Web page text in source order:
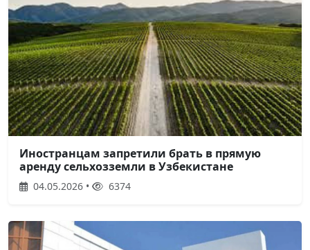
Иностранцам запретили брать в прямую
аренду сельхозземли в Узбекистане
04.05.2026 • 6374